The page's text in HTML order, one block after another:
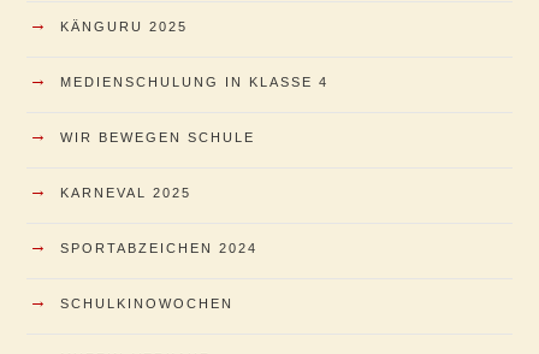
→ KÄNGURU 2025
→ MEDIENSCHULUNG IN KLASSE 4
→ WIR BEWEGEN SCHULE
→ KARNEVAL 2025
→ SPORTABZEICHEN 2024
→ SCHULKINOWOCHEN